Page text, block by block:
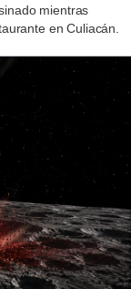
mientras
en Culiacán.